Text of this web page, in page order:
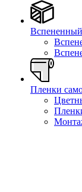
Пленки